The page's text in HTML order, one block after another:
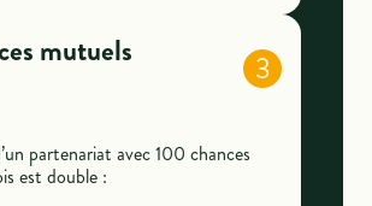
mutuels 3
partenariat avec 100 chances
est double :